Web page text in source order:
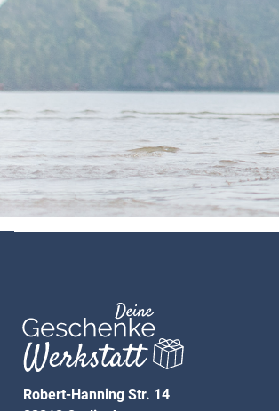
Robert-Hanning Str. 14